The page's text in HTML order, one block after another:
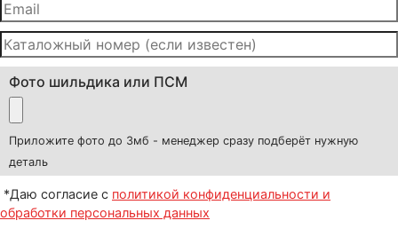
Фото шильдика или ПСМ
Приложите фото до 3мб - менеджер сразу подберёт нужную
деталь
*Даю согласие с политикой конфиденциальности и
обработки персональных данных